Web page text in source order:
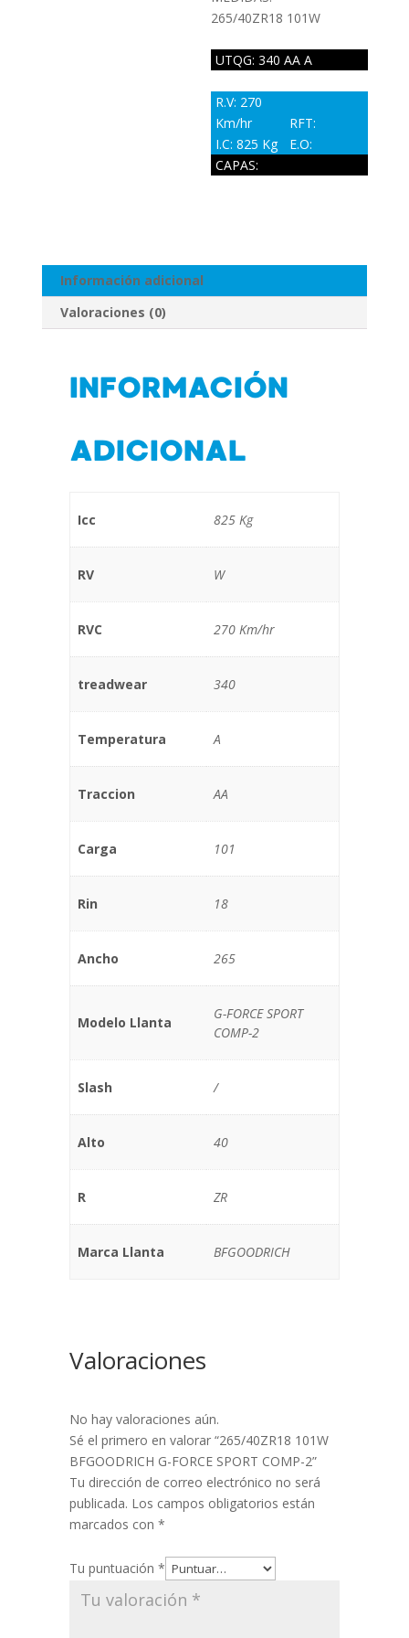
265/40ZR18 101W
UTQG: 340 AA A
R.V: 270
Km/hr
RFT:
I.C: 825 Kg
E.O:
CAPAS:
Información adicional
Valoraciones (0)
INFORMACIÓN
ADICIONAL
Icc 825 Kg
RV W
RVC 270 Km/hr
treadwear 340
Temperatura A
Traccion AA
Carga 101
Rin 18
Ancho 265
Modelo Llanta
G-FORCE SPORT
COMP-2
Slash /
Alto 40
R ZR
Marca Llanta BFGOODRICH
Valoraciones
No hay valoraciones aún.
Sé el primero en valorar “265/40ZR18 101W
BFGOODRICH G-FORCE SPORT COMP-2”
Tu dirección de correo electrónico no será
publicada. Los campos obligatorios están
marcados con *
Tu puntuación *